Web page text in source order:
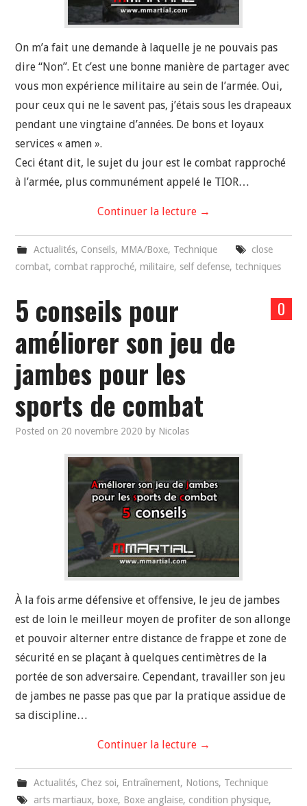
On m’a fait une demande à laquelle je ne pouvais pas
dire “Non”. Et c’est une bonne manière de partager avec
vous mon expérience militaire au sein de l’armée. Oui,
pour ceux qui ne le savent pas, j’étais sous les drapeaux
pendant une vingtaine d’années. De bons et loyaux
services « amen ».
Ceci étant dit, le sujet du jour est le combat rapproché
à l’armée, plus communément appelé le TIOR…
Continuer la lecture →
Actualités, Conseils, MMA/Boxe, Technique
close
combat, combat rapproché,militaire, self defense, techniques
0
5 conseils pour
améliorer son jeu de
jambes pour les
sports de combat
Posted on 20 novembre 2020 by Nicolas
À la fois arme défensive et offensive, le jeu de jambes
est de loin le meilleur moyen de profiter de son allonge
et pouvoir alterner entre distance de frappe et zone de
sécurité en se plaçant à quelques centimètres de la
portée de son adversaire. Cependant, travailler son jeu
de jambes ne passe pas que par la pratique assidue de
sa discipline…
Continuer la lecture →
Actualités, Chez soi, Entraînement, Notions, Technique
arts martiaux, boxe, Boxe anglaise, condition physique,